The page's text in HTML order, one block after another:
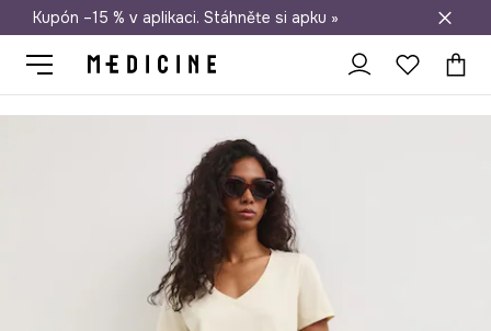
Doprava zdarma při nákupu nad 1 200 Kč
Kupón –15 % v aplikaci. Stáhněte si apku »